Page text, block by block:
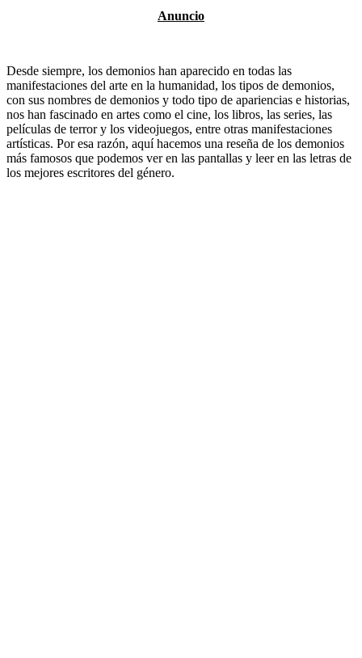
Desde siempre, los demonios han aparecido en todas las
manifestaciones del arte en la humanidad, los tipos de demonios,
con sus nombres de demonios y todo tipo de apariencias e historias,
nos han fascinado en artes como el cine, los libros, las series, las
películas de terror y los videojuegos, entre otras manifestaciones
artísticas. Por esa razón, aquí hacemos una reseña de los demonios
más famosos que podemos ver en las pantallas y leer en las letras de
los mejores escritores del género.